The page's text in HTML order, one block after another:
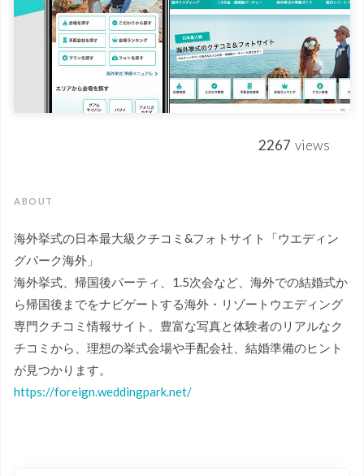
2267 views
ABOUT
海外挙式の日本最大級クチコミ&フォトサイト「ウエディン
グパーク海外」
海外挙式、帰国後パーティ、1.5次会など、海外での結婚式か
ら帰国後までをナビゲートする海外・リゾートウエディング
専門クチコミ情報サイト。豊富な写真と体験者のリアルなク
チコミから、理想の挙式会場や手配会社、結婚準備のヒント
が見つかります。
https://foreign.weddingpark.net/